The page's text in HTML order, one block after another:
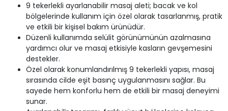
9 tekerlekli ayarlanabilir masaj aleti; bacak ve kol
bölgelerinde kullanım için özel olarak tasarlanmış, pratik
ve etkili bir kişisel bakım ürünüdür.
Düzenli kullanımda selülit görünümünün azalmasına
yardımcı olur ve masaj etkisiyle kasların gevşemesini
destekler.
Özel olarak konumlandırılmış 9 tekerlekli yapısı, masaj
sırasında cilde eşit basınç uygulanmasını sağlar. Bu
sayede hem konforlu hem de etkili bir masaj deneyimi
sunar.